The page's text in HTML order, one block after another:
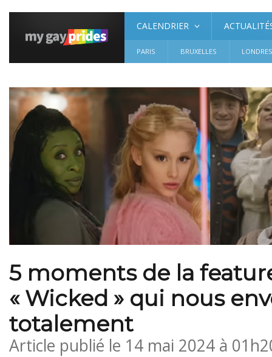
CALENDRIER
PARIS BRUXELLES LONDRES
5 moments de la
« Wicked » qui nous
totalement
Article publié le 14 mai 2024 à